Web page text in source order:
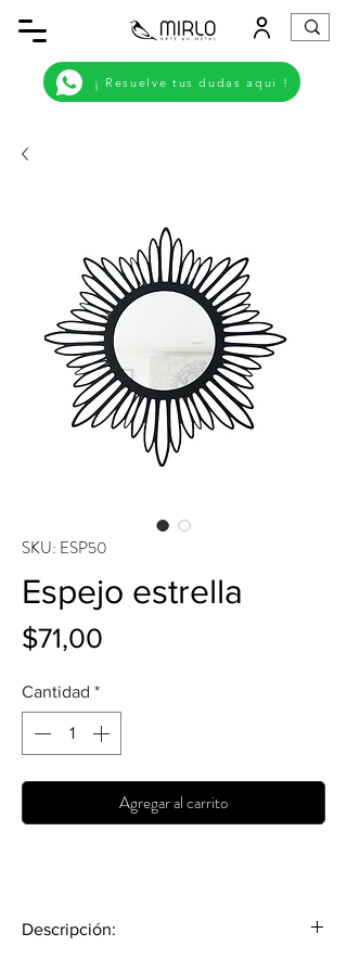
¡ Resuelve tus dudas aqui !
SKU: ESP50
Espejo estrella
$71,00
Cantidad *
Agregar al carrito
Descripción: